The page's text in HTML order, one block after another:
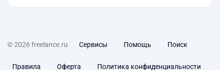
© 2026 freelance.ru Сервисы Помощь Поиск
Правила Оферта Политика конфиденциальности